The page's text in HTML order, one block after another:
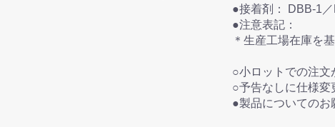
●接着剤：
●注意表記：
＊生産工場在庫を
○小ロットでの注文
○予告なしに仕様変
●製品についてのお